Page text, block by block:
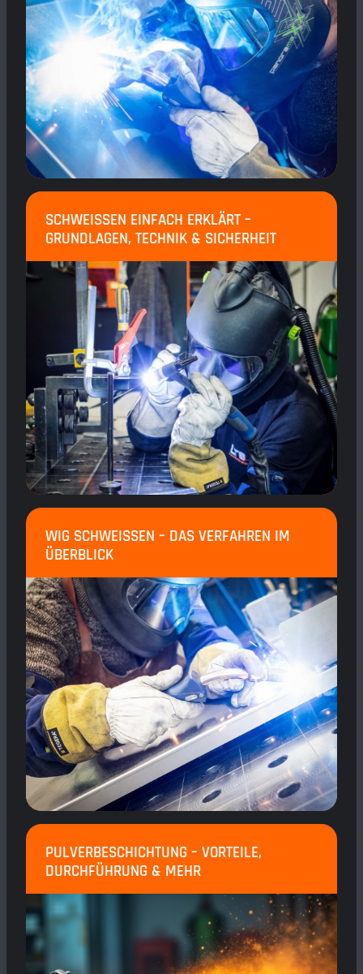
SCHWEISSEN EINFACH ERKLÄRT – G
RUNDLAGEN, TECHNIK & SICHERHEIT
WIG SCHWEISSEN – DAS VERFAHREN IM Ü
BERBLICK
PULVERBESCHICHTUNG – VORTEILE,
DURCHFÜHRUNG & MEHR